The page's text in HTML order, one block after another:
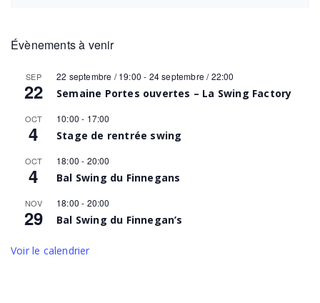
Évènements à venir
SEP
22
22 septembre / 19:00 - 24 septembre / 22:00
Semaine Portes ouvertes – La Swing Factory
OCT
4
10:00 - 17:00
Stage de rentrée swing
OCT
4
18:00 - 20:00
Bal Swing du Finnegans
NOV
29
18:00 - 20:00
Bal Swing du Finnegan’s
Voir le calendrier